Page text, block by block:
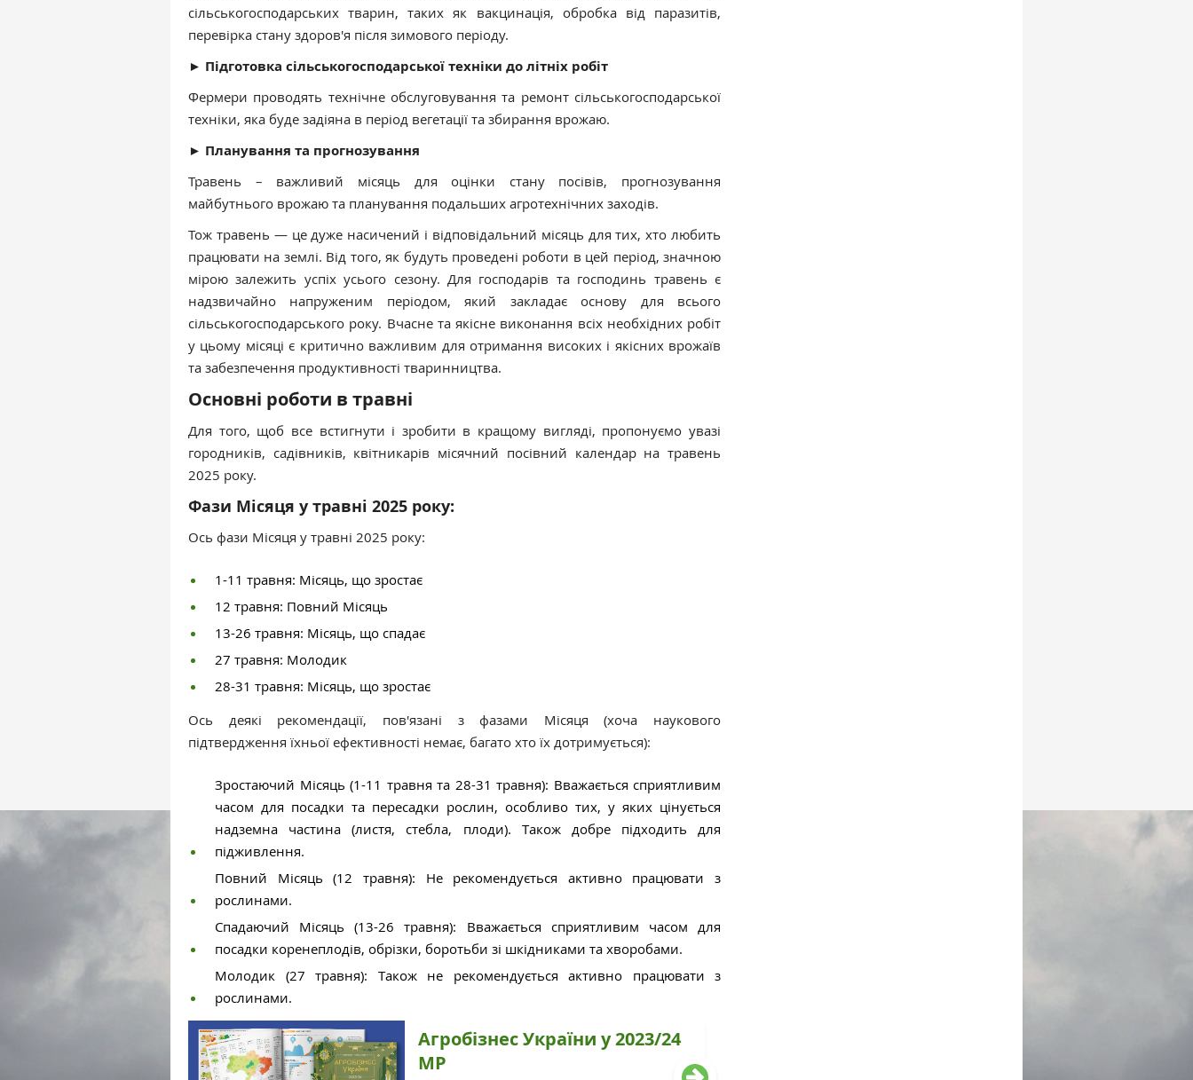
сільськогосподарських тварин, таких як вакцинація, обробка від паразитів,
перевірка стану здоров'я після зимового періоду.
► Підготовка сільськогосподарської техніки до літніх робіт
Фермери проводять технічне обслуговування та ремонт сільськогосподарської
техніки, яка буде задіяна в період вегетації та збирання врожаю.
► Планування та прогнозування
Травень – важливий місяць для оцінки стану посівів, прогнозування
майбутнього врожаю та планування подальших агротехнічних заходів.
Тож травень — це дуже насичений і відповідальний місяць для тих, хто любить
працювати на землі. Від того, як будуть проведені роботи в цей період, значною
мірою залежить успіх усього сезону. Для господарів та господинь травень є
надзвичайно напруженим періодом, який закладає основу для всього
сільськогосподарського року. Вчасне та якісне виконання всіх необхідних робіт
у цьому місяці є критично важливим для отримання високих і якісних врожаїв
та забезпечення продуктивності тваринництва.
Основні роботи в травні
Для того, щоб все встигнути і зробити в кращому вигляді, пропонуємо увазі
городників, садівників, квітникарів місячний посівний календар на травень
2025 року.
Фази Місяця у травні 2025 року:
Ось фази Місяця у травні 2025 року:
1-11 травня: Місяць, що зростає
12 травня: Повний Місяць
13-26 травня: Місяць, що спадає
27 травня: Молодик
28-31 травня: Місяць, що зростає
Ось деякі рекомендації, пов'язані з фазами Місяця (хоча наукового
підтвердження їхньої ефективності немає, багато хто їх дотримується):
Зростаючий Місяць (1-11 травня та 28-31 травня): Вважається сприятливим
часом для посадки та пересадки рослин, особливо тих, у яких цінується
надземна частина (листя, стебла, плоди). Також добре підходить для
підживлення.
Повний Місяць (12 травня): Не рекомендується активно працювати з
рослинами.
Спадаючий Місяць (13-26 травня): Вважається сприятливим часом для
посадки коренеплодів, обрізки, боротьби зі шкідниками та хворобами.
Молодик (27 травня): Також не рекомендується активно працювати з
рослинами.
Агробізнес України у 2023/24
МР